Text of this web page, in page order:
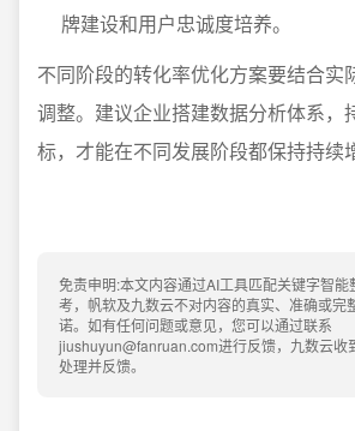
牌建设和用户忠诚度培养。
不同阶段的转化率优化方案要结合实
调整。建议企业搭建数据分析体系，
标，才能在不同发展阶段都保持持续
免责申明:本文内容通过AI工具匹配关键字智
考，帆软及九数云不对内容的真实、准确或完
诺。如有任何问题或意见，您可以通过联系
jiushuyun@fanruan.com进行反馈，九数云收
处理并反馈。